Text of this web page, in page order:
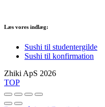
Læs vores indlæg:
Sushi til studentergilde
Sushi til konfirmation
Zhiki ApS 2026
TOP